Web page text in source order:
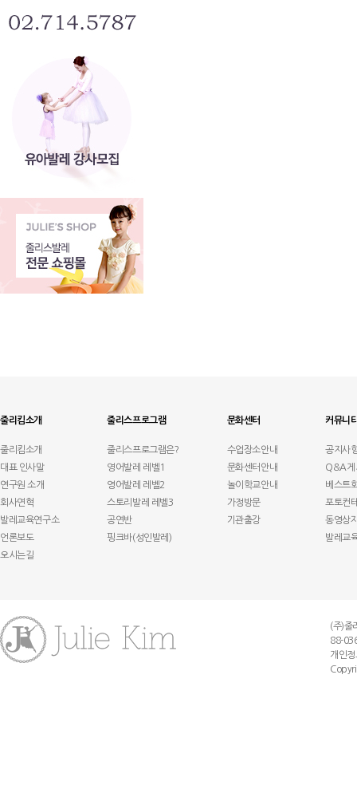
줄리킴소개
줄리킴소개
대표 인사말
연구원 소개
회사연혁
발레교육연구소
언론보도
오시는길
줄리스프로그램
줄리스프로그램은?
영어발레 레벨1
영어발레 레벨2
스토리발레 레벨3
공연반
핑크바(성인발레)
문화센터
수업장소안내
문화센터안내
놀이학교안내
가정방문
기관출강
커뮤니
공지사
Q&A게
베스트
포토컨
동영상
발레교
(주)줄
88-
개인